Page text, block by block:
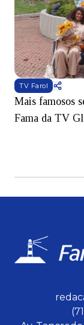
TV Farol
Mais famosos
Fama da TV